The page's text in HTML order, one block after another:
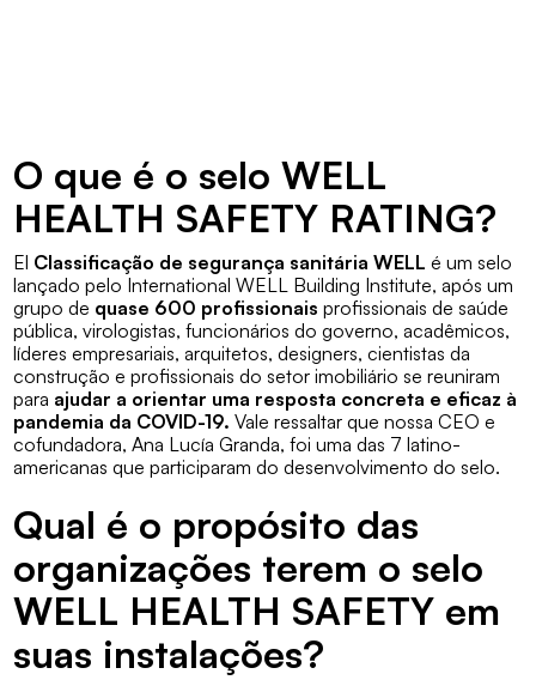
O que é o selo WELL
HEALTH SAFETY RATING?
El Classificação de segurança sanitária WELL é um selo
lançado pelo International WELL Building Institute, após um
grupo de quase 600 profissionais profissionais de saúde
pública, virologistas, funcionários do governo, acadêmicos,
líderes empresariais, arquitetos, designers, cientistas da
construção e profissionais do setor imobiliário se reuniram
para ajudar a orientar uma resposta concreta e eficaz à
pandemia da COVID-19. Vale ressaltar que nossa CEO e
cofundadora, Ana Lucía Granda, foi uma das 7 latino-
americanas que participaram do desenvolvimento do selo.
Qual é o propósito das
organizações terem o selo
WELL HEALTH SAFETY em
suas instalações?